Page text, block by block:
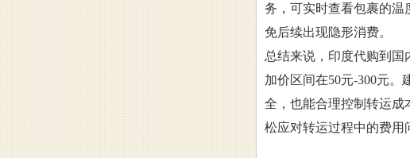
务，可实时查看包裹的温
免后续出现隐形消费。
总结来说，印度代购到
加价区间在50元-300元
全，也能合理控制转运成
松应对转运过程中的费用